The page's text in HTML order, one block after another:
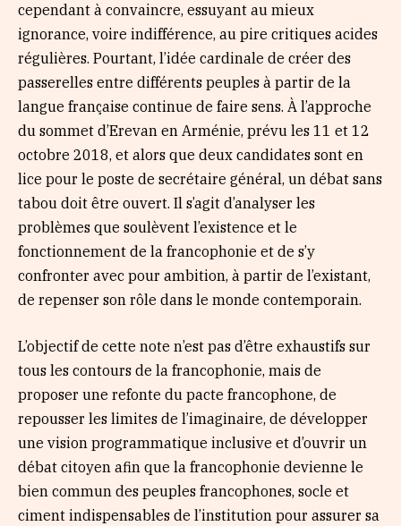
cependant à convaincre, essuyant au mieux
ignorance, voire indifférence, au pire critiques acides
régulières. Pourtant, l’idée cardinale de créer des
passerelles entre différents peuples à partir de la
langue française continue de faire sens. À l’approche
du sommet d’Erevan en Arménie, prévu les 11 et 12
octobre 2018, et alors que deux candidates sont en
lice pour le poste de secrétaire général, un débat sans
tabou doit être ouvert. Il s’agit d’analyser les
problèmes que soulèvent l’existence et le
fonctionnement de la francophonie et de s’y
confronter avec pour ambition, à partir de l’existant,
de repenser son rôle dans le monde contemporain.
L’objectif de cette note n’est pas d’être exhaustifs sur
tous les contours de la francophonie, mais de
proposer une refonte du pacte francophone, de
repousser les limites de l’imaginaire, de développer
une vision programmatique inclusive et d’ouvrir un
débat citoyen afin que la francophonie devienne le
bien commun des peuples francophones, socle et
ciment indispensables de l’institution pour assurer sa